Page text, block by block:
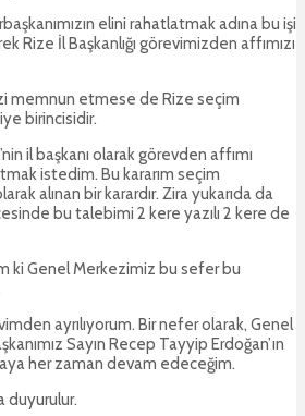
elini rahatlatmak adına bu işi
Rize İl Başkanlığı görevimizden affımızı
memnun etmese de Rize seçim
birincisidir.
il başkanı olarak görevden affımı
istedim. Bu kararım seçim
alınan bir karardır. Zira yukarıda da
bu talebimi 2 kere yazılı 2 kere de
ki Genel Merkezimiz bu sefer bu
ayrılıyorum. Bir nefer olarak, Genel
Sayın Recep Tayyip Erdoğan’ın
her zaman devam edeceğim.
duyurulur.